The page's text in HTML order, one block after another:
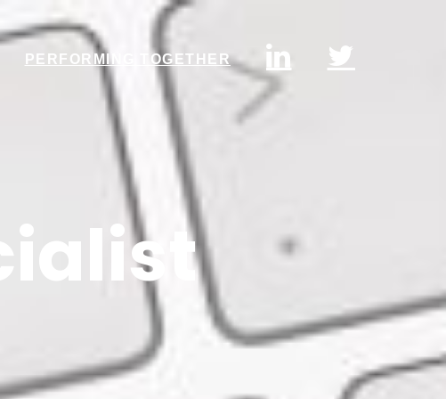
PERFORMING TOGETHER